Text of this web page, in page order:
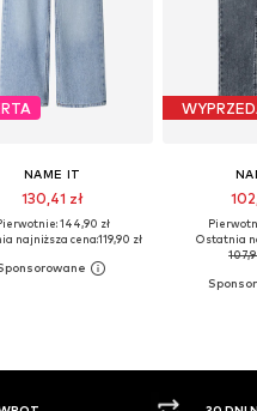
NAME IT
130,41 zł
144,90 zł
najniższa cena:119,90 zł
Ostatnia